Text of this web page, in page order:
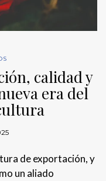
calidad y
era del
de exportación, y
un aliado